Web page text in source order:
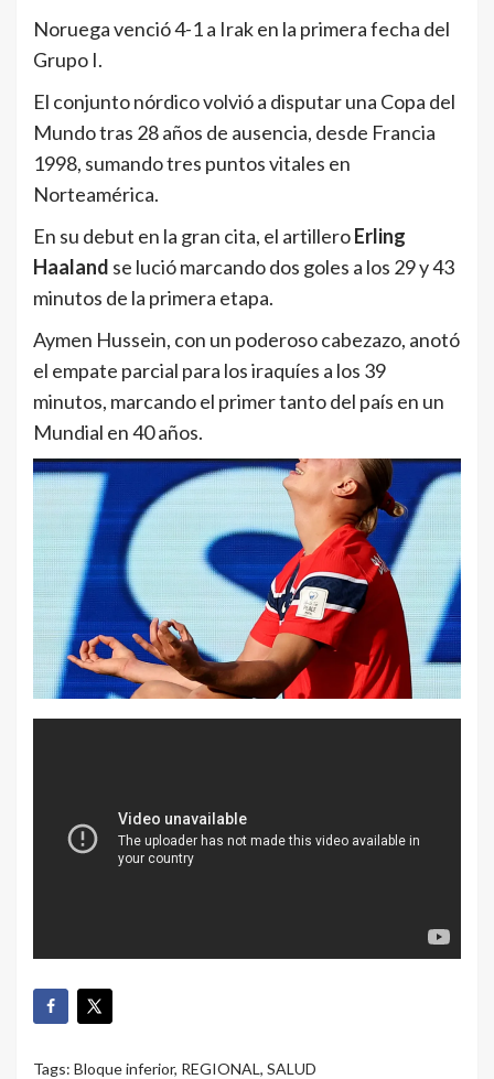
Noruega venció 4-1 a Irak en la primera fecha del
Grupo I.
El conjunto nórdico volvió a disputar una Copa del
Mundo tras 28 años de ausencia, desde Francia
1998, sumando tres puntos vitales en
Norteamérica.
En su debut en la gran cita, el artilleroErling
Haaland se lució marcando dos goles a los 29 y 43
minutos de la primera etapa.
Aymen Hussein, con un poderoso cabezazo, anotó
el empate parcial para los iraquíes a los 39
minutos, marcando el primer tanto del país en un
Mundial en 40 años.
Tags: Bloque inferior, REGIONAL, SALUD